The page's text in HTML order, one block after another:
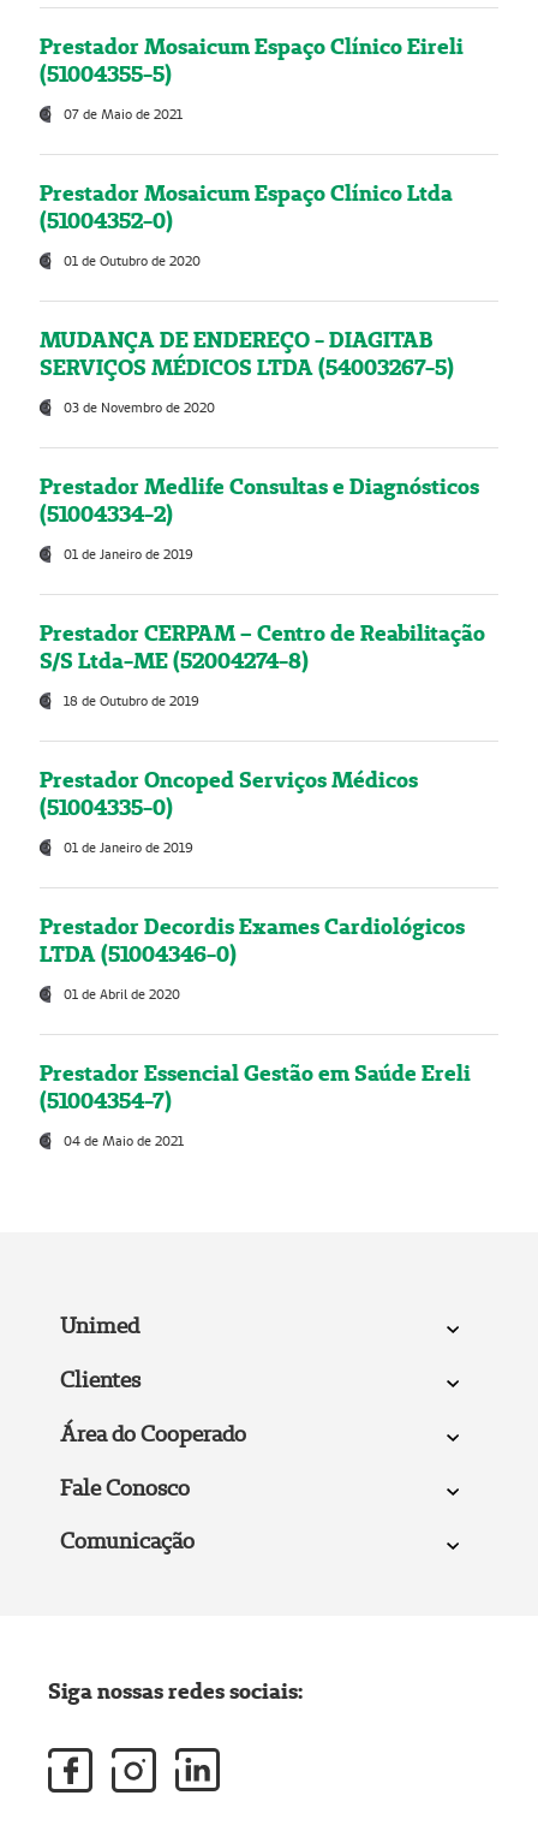
Prestador Mosaicum Espaço Clínico Eireli
(51004355-5)
07 de Maio de 2021
Prestador Mosaicum Espaço Clínico Ltda
(51004352-0)
01 de Outubro de 2020
MUDANÇA DE ENDEREÇO - DIAGITAB
SERVIÇOS MÉDICOS LTDA (54003267-5)
03 de Novembro de 2020
Prestador Medlife Consultas e Diagnósticos
(51004334-2)
01 de Janeiro de 2019
Prestador CERPAM – Centro de Reabilitação
S/S Ltda-ME (52004274-8)
18 de Outubro de 2019
Prestador Oncoped Serviços Médicos
(51004335-0)
01 de Janeiro de 2019
Prestador Decordis Exames Cardiológicos
LTDA (51004346-0)
01 de Abril de 2020
Prestador Essencial Gestão em Saúde Ereli
(51004354-7)
04 de Maio de 2021
Unimed
Clientes
Área do Cooperado
Fale Conosco
Comunicação
Siga nossas redes sociais: